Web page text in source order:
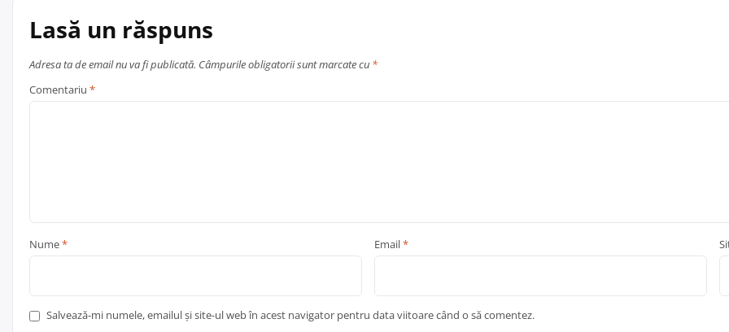
Lasă un răspuns
Adresa ta de email nu va fi publicată. Câmpurile obligatorii sunt marcate cu *
Comentariu *
Nume* Email*
Salvează-mi numele, emailul și site-ul web în acest navigator pentru data viitoare când o să comentez.